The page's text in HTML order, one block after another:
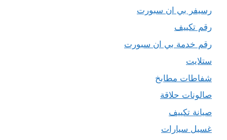
رسيفر بي ان سبورت
رقم تكييف
رقم خدمة بي ان سبورت
ستلايت
شفاطات مطابخ
صالونات حلاقة
صيانة تكييف
غسيل سيارات